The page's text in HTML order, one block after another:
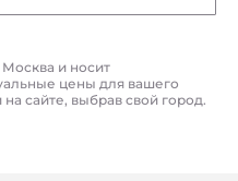
и носит
цены для вашего
сайте, выбрав свой город.